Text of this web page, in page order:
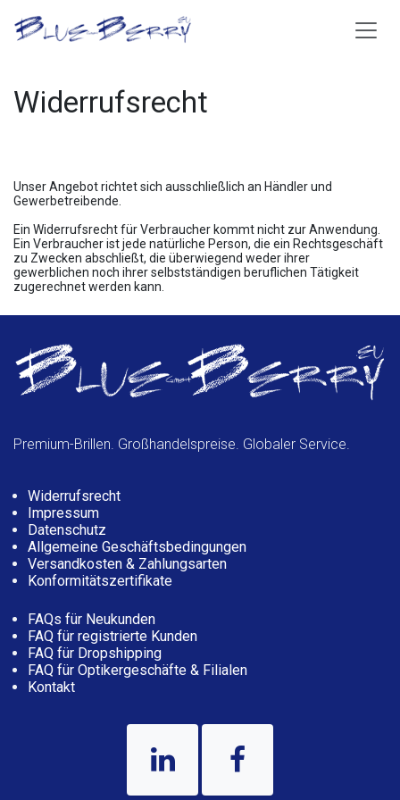
Widerrufs­recht
Unser Angebot richtet sich ausschließlich an Händler und
Gewerbetreibende.
Ein Widerrufsrecht für Verbraucher kommt nicht zur Anwendung.
Ein Verbraucher ist jede natürliche Person, die ein Rechtsgeschäft
zu Zwecken abschließt, die überwiegend weder ihrer
gewerblichen noch ihrer selbstständigen beruflichen Tätigkeit
zugerechnet werden kann.​
Premium-Brillen. Großhandelspreise. Globaler Service.
Widerrufsrecht
Impressum
Datenschutz
Allgemeine Geschäftsbedingungen
Versandkosten & Zahlungsarten
Konformitätszertifikate
FAQs für Neukunden
FAQ für registrierte Kunden
FAQ für Dropshipping
FAQ für Optikergeschäfte & Filialen
Kontakt